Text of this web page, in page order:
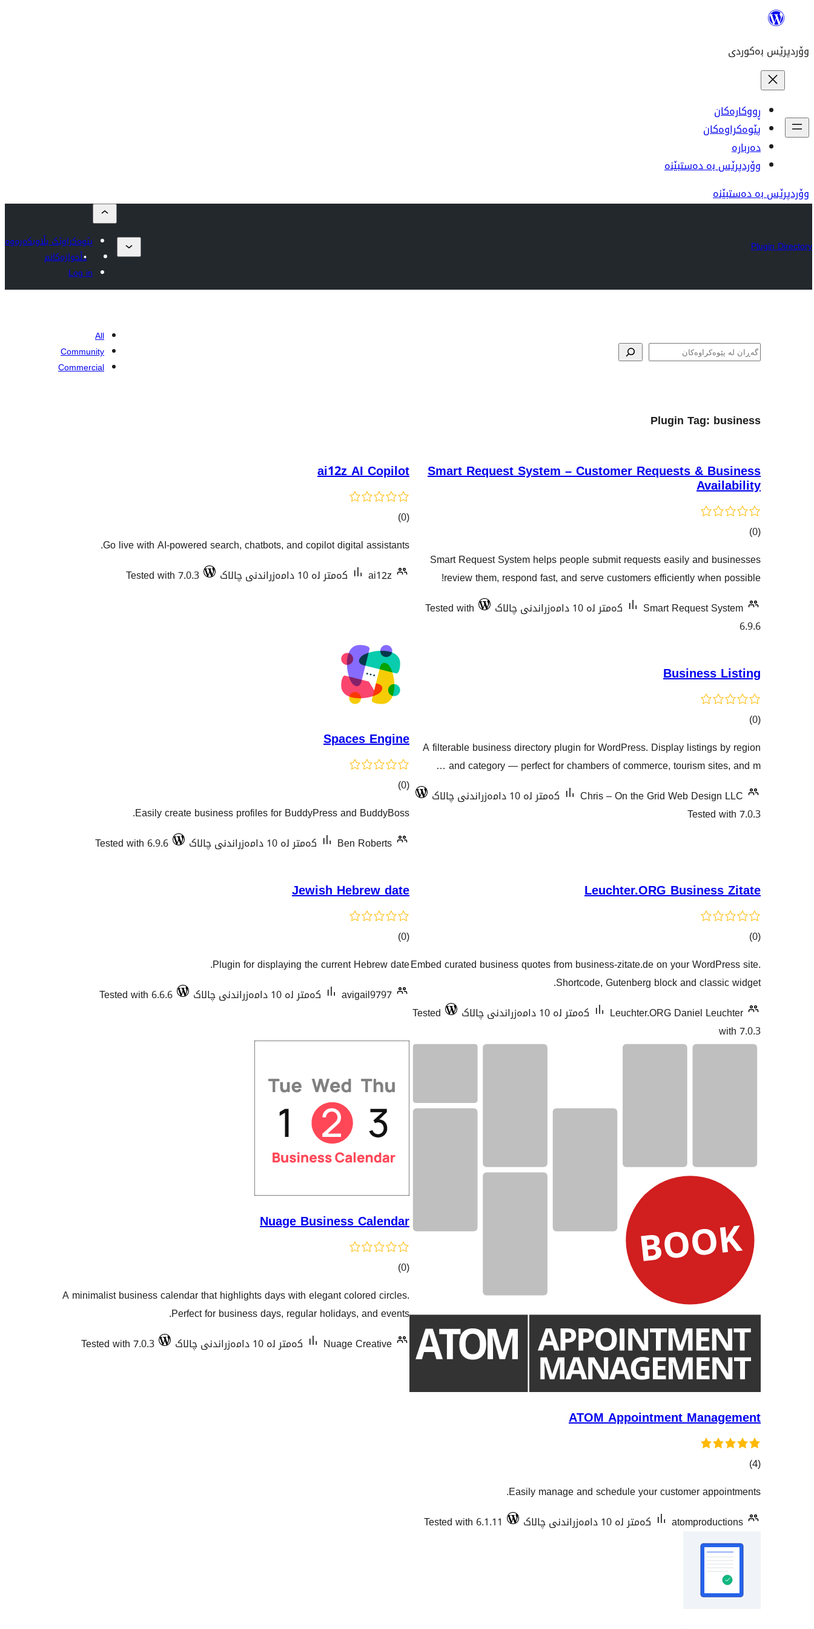
ناوەڕۆک
وۆردپرێس بەکوردی
ڕووکارەکان
پێوەکراوەکان
دەربارە
وۆردپرێس بە دەستبێنە
وۆردپرێس بە دەستبێنە
Plugin Directory
پێوەکراوێک بڵاوبکەرەوە
دڵخوازەکانم
Log in
گه‌ڕان
All
Community
Commercial
Plugin Tag: business
Smart Request System – Customer Requests & Business
Availability
(0 کۆی
هەڵسەنگاندنەکان
)
Smart Request System helps people submit requests easily and businesses
review them, respond fast, and serve customers efficiently when possible!
Smart Request System
کەمتر لە 10 دامەزراندنی چالاک
Tested with
6.9.6
ai12z AI Copilot
(0 کۆی
هەڵسەنگاندنەکان
)
Go live with AI-powered search, chatbots, and copilot digital assistants.
ai12z
کەمتر لە 10 دامەزراندنی چالاک Tested with 7.0.3
Business Listing
(0 کۆی
هەڵسەنگاندنەکان
)
A filterable business directory plugin for WordPress. Display listings by region
and category — perfect for chambers of commerce, tourism sites, and m …
Chris – On the Grid Web Design LLC
کەمتر لە 10 دامەزراندنی چالاک
Tested with 7.0.3
Spaces Engine
(0 کۆی
هەڵسەنگاندنەکان
)
Easily create business profiles for BuddyPress and BuddyBoss.
Ben Roberts
کەمتر لە 10 دامەزراندنی چالاک Tested with 6.9.6
Leuchter.ORG Business Zitate
(0 کۆی
هەڵسەنگاندنەکان
)
Embed curated business quotes from business-zitate.de on your WordPress site.
Shortcode, Gutenberg block and classic widget.
Leuchter.ORG Daniel Leuchter
کەمتر لە 10 دامەزراندنی چالاک
Tested
with 7.0.3
Jewish Hebrew date
(0 کۆی
هەڵسەنگاندنەکان
)
Plugin for displaying the current Hebrew date.
avigail9797
کەمتر لە 10 دامەزراندنی چالاک Tested with 6.6.6
ATOM Appointment Management
(4 کۆی
هەڵسەنگاندنەکان
)
Easily manage and schedule your customer appointments.
atomproductions
کەمتر لە 10 دامەزراندنی چالاک Tested with 6.1.11
Nuage Business Calendar
(0 کۆی
هەڵسەنگاندنەکان
)
A minimalist business calendar that highlights days with elegant colored circles.
Perfect for business days, regular holidays, and events.
Nuage Creative
کەمتر لە 10 دامەزراندنی چالاک Tested with 7.0.3